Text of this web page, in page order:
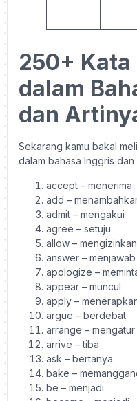
250+
dalam
dan
Sekarang kamu bakal
dalam bahasa Inggris
accept – menerima
add –
admit – mengakui
agree – setuju
allow – mengizinkan
answer – menjawab
apologize –
appear – muncul
apply –
argue – berdebat
arrange – mengatur
arrive – tiba
ask – bertanya
bake –
be – menjadi